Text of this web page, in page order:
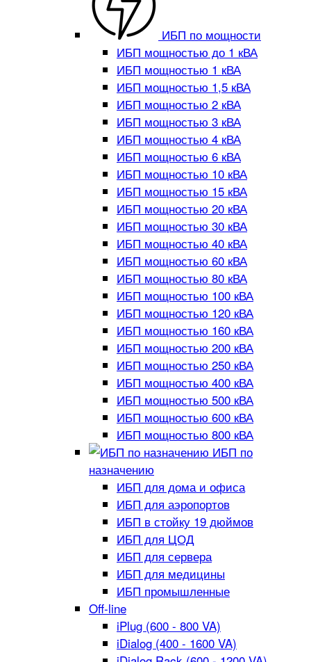
ИБП по мощности
ИБП мощностью до 1 кВА
ИБП мощностью 1 кВА
ИБП мощностью 1,5 кВА
ИБП мощностью 2 кВА
ИБП мощностью 3 кВА
ИБП мощностью 4 кВА
ИБП мощностью 6 кВА
ИБП мощностью 10 кВА
ИБП мощностью 15 кВА
ИБП мощностью 20 кВА
ИБП мощностью 30 кВА
ИБП мощностью 40 кВА
ИБП мощностью 60 кВА
ИБП мощностью 80 кВА
ИБП мощностью 100 кВА
ИБП мощностью 120 кВА
ИБП мощностью 160 кВА
ИБП мощностью 200 кВА
ИБП мощностью 250 кВА
ИБП мощностью 400 кВА
ИБП мощностью 500 кВА
ИБП мощностью 600 кВА
ИБП мощностью 800 кВА
ИБП по
назначению
ИБП для дома и офиса
ИБП для аэропортов
ИБП в стойку 19 дюймов
ИБП для ЦОД
ИБП для сервера
ИБП для медицины
ИБП промышленные
Off-line
iPlug (600 - 800 VA)
iDialog (400 - 1600 VA)